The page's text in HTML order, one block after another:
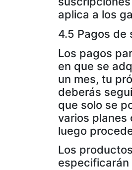
aplica a los
4.5 Pagos de
Los pagos
en que se
un mes, tu
deberás
que solo se
varios planes
luego
Los